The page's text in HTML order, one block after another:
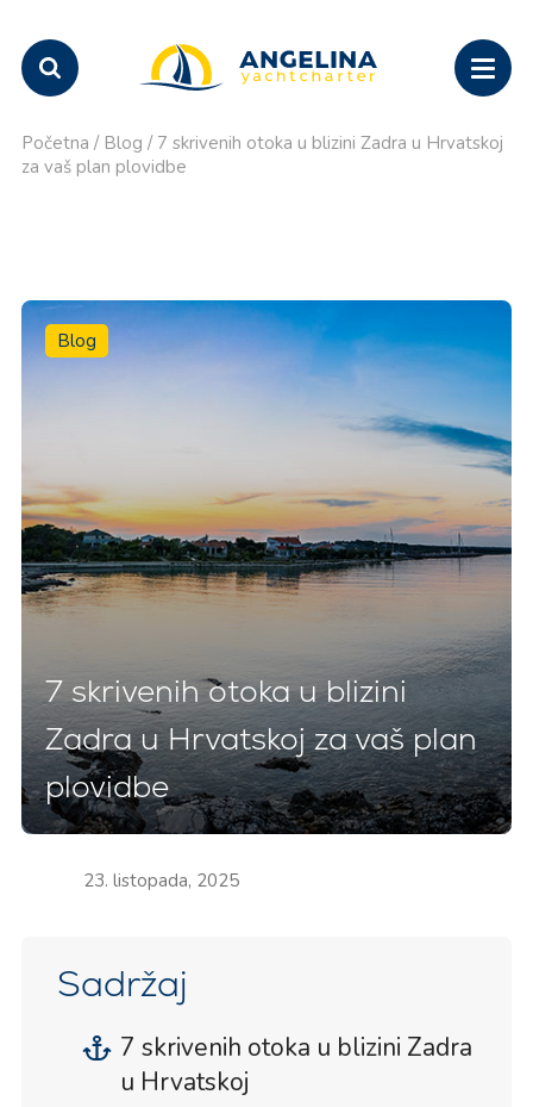
Početna / Blog / 7 skrivenih otoka u blizini Zadra u Hrvatskoj
za vaš plan plovidbe
Blog
7 skrivenih otoka u blizini
Zadra u Hrvatskoj za vaš plan
plovidbe
23. listopada, 2025
Sadržaj
7 skrivenih otoka u blizini Zadra
u Hrvatskoj